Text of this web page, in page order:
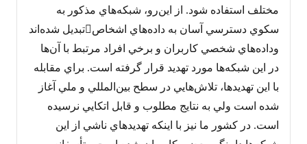
مختلف استفاده شود. از اين‌رو، شبکه‌هاي مذکور به
سکوي دسترسي آسان به داده‌هاي اشخاصتبديل شده‌اند
وداده‌هاي شخصي کاربران و برخي افراد مرتبط با آن‌ها
در اين شبکه‌ها مورد تهديد قرار گرفته است. براي مقابله
با اين تهديدها، تلاش‌هايي در سطح بين‌المللي و ملي آغاز
شده است ولي به نتايج مطلوب و قابل اتکايي نرسيده
است. در کشور ما نيز با اينکه تهديدهاي ناشي از اين